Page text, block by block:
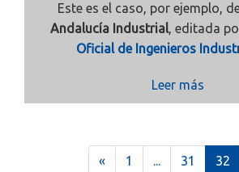
Este es el caso, por ejemplo,
Andalucía Industrial, editada
Oficial de Ingenieros
Leer más
« 1 ... 31 32(